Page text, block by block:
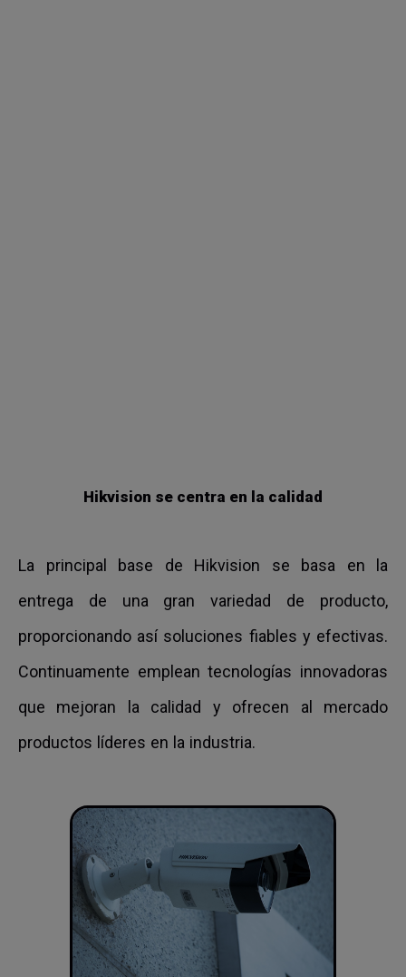
Hikvision se centra en la calidad
La principal base de Hikvision se basa en la
entrega de una gran variedad de producto,
proporcionando así soluciones fiables y efectivas.
Continuamente emplean tecnologías innovadoras
que mejoran la calidad y ofrecen al mercado
productos líderes en la industria.